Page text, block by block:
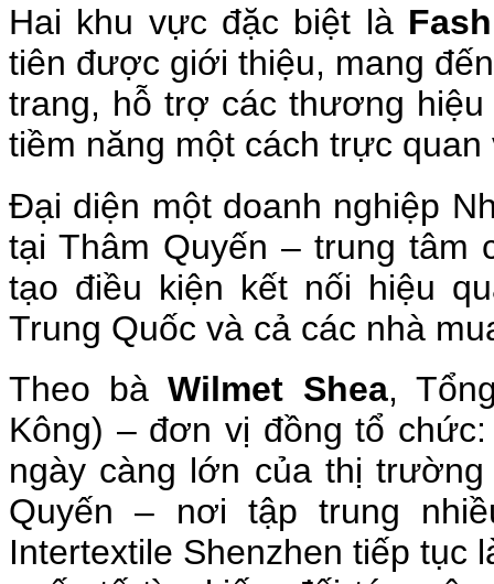
Hai khu vực đặc biệt là
tiên được giới thiệu, mang
trang, hỗ trợ các thương
tiềm năng một cách trực quan
Đại diện một doanh nghiệp
tại Thâm Quyến – trung tâm
tạo điều kiện kết nối hiệu
Trung Quốc và cả các nhà
Theo bàWilmet Shea,
Kông) – đơn vị đồng tổ
ngày càng lớn của thị
Quyến – nơi tập trung
Intertextile Shenzhen tiếp tục